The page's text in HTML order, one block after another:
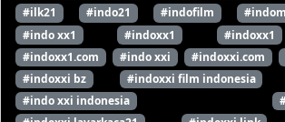
#ilk21
#indo21 #indofilm
#indo xx1
#indoxx1 #indoxx1
#indoxx1.com
#indo xxi #indoxxi.com
#indoxxi bz
#indoxxi film indonesia
#indo xxi indonesia